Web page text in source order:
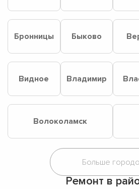
Бронницы Быково
Видное Владимир
Волоколамск
Ремонт в